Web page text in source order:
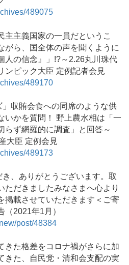
489075
主主義国家の一員だというこ
がら、国全体の声を聞くように
人の信念』」!?～2.26丸川珠代
ンピック大臣 定例記者会見
489170
」収賄会食への同席のような供
いかを質問！ 野上農水相は「一
らず網羅的に調査」と回答～
大臣 定例会見
489173
、ありがとうございます。取
ただきましたみなさまへ心より
掲載させていただきます＜ご寄
（2021年1月）
post/48384
きた格差をコロナ禍がさらに加
きた、自民党・清和会支配の実